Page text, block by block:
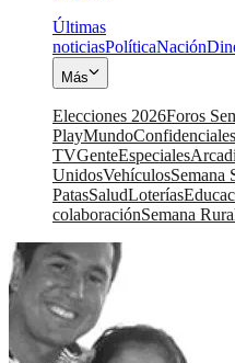
Últimas
noticiasPolíticaNación
Más
Elecciones 2026Foros
PlayMundoConfidenciales
TVGenteEspeciales
UnidosVehículosSemana
PatasSaludLoterías
colaboraciónSemana